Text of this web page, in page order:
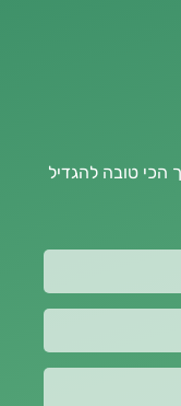
הכי טובה להגדיל